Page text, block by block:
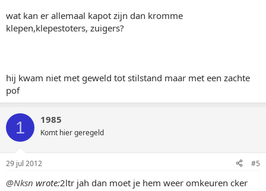
wat kan er allemaal kapot zijn dan kromme
klepen,klepestoters, zuigers?
hij kwam niet met geweld tot stilstand maar met een zachte
pof
1 1985
Komt hier geregeld
29 jul 2012 #5
@Nksn wrote:2ltr jah dan moet je hem weer omkeuren cker